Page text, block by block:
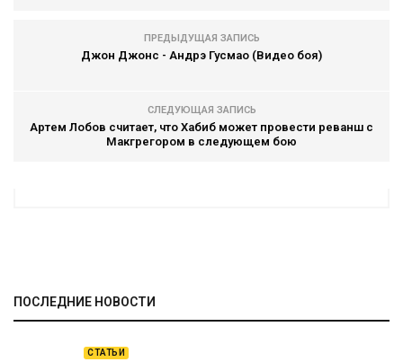
ПРЕДЫДУЩАЯ ЗАПИСЬ
Джон Джонс - Андрэ Гусмао (Видео боя)
СЛЕДУЮЩАЯ ЗАПИСЬ
Артем Лобов считает, что Хабиб может провести реванш с
Макгрегором в следующем бою
ПОСЛЕДНИЕ НОВОСТИ
СТАТЬИ